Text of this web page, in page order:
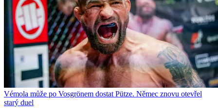
Vémola může po Vosgrönem dostat Pütze. Němec znovu otevřel
starý duel